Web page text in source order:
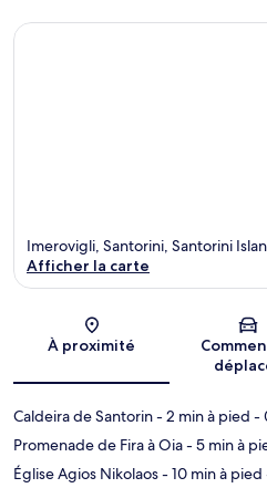
Imerovigli, Santorini, Santorini
Afficher la carte
À proximité
Caldeira de Santorin- 2 min à pied -
Promenade de Fira à Oia- 5 min à
Église Agios Nikolaos- 10 min à pied